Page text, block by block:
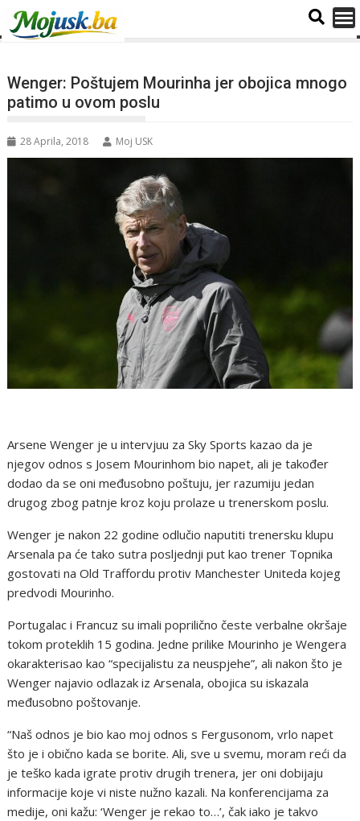
Wenger: Poštujem Mourinha jer obojica mnogo
patimo u ovom poslu
28 Aprila, 2018 Moj USK
Arsene Wenger je u intervjuu za Sky Sports kazao da je
njegov odnos s Josem Mourinhom bio napet, ali je također
dodao da se oni međusobno poštuju, jer razumiju jedan
drugog zbog patnje kroz koju prolaze u trenerskom poslu.
Wenger je nakon 22 godine odlučio naputiti trenersku klupu
Arsenala pa će tako sutra posljednji put kao trener Topnika
gostovati na Old Traffordu protiv Manchester Uniteda kojeg
predvodi Mourinho.
Portugalac i Francuz su imali poprilično česte verbalne okršaje
tokom proteklih 15 godina. Jedne prilike Mourinho je Wengera
okarakterisao kao “specijalistu za neuspjehe”, ali nakon što je
Wenger najavio odlazak iz Arsenala, obojica su iskazala
međusobno poštovanje.
“Naš odnos je bio kao moj odnos s Fergusonom, vrlo napet
što je i obično kada se borite. Ali, sve u svemu, moram reći da
je teško kada igrate protiv drugih trenera, jer oni dobijaju
informacije koje vi niste nužno kazali. Na konferencijama za
medije, oni kažu: ‘Wenger je rekao to…’, čak iako je takvo